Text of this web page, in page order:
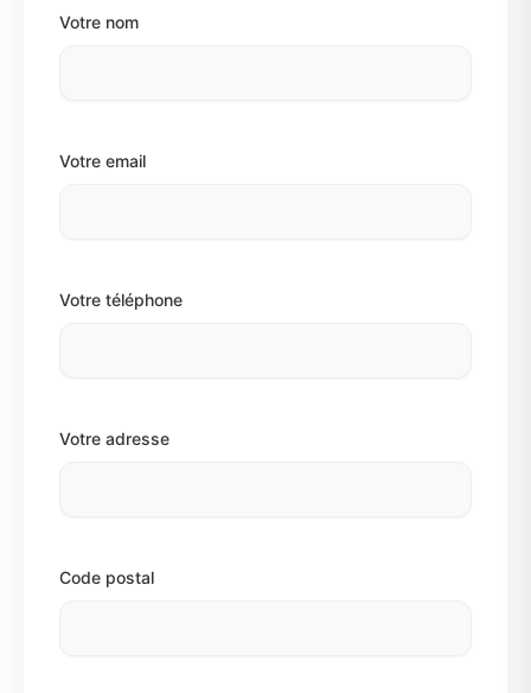
Votre nom
Votre email
Votre téléphone
Votre adresse
Code postal